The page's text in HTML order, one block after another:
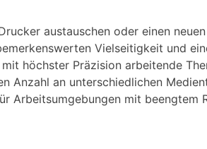
austauschen oder einen
Vielseitigkeit und
höchster Präzision arbeitende
Anzahl an unterschiedlichen
Arbeitsumgebungen mit beengtem